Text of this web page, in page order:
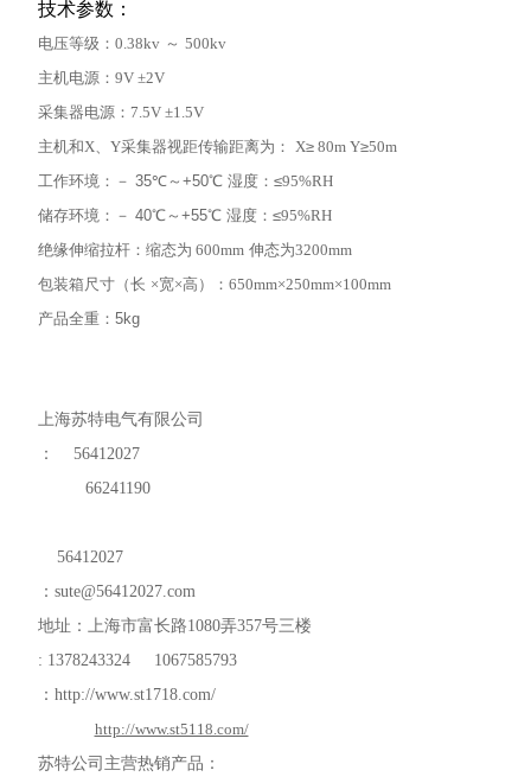
技术参数：
电压等级： 0.38kv ～ 500kv
主机电源： 9V ±2V
采集器电源： 7.5V ±1.5V
主机和X、 Y采集器视距传输距离为： X≥ 80m Y≥50m
工作环境 ：－ 35℃～ +50℃ 湿度： ≤95%RH
储存环境： － 40℃～ +55℃ 湿度： ≤95%RH
绝缘伸缩拉杆：缩态为 600mm 伸态为3200mm
包装箱尺寸（长 ×宽×高）： 650mm×250mm×100mm
产品全重： 5kg
上海苏特电气有限公司
：
56412027
66241190
56412027
： sute@56412027.com
地址：上海市富长路1080弄357号三楼
: 1378243324 1067585793
： http://www.st1718.com/
http://www.st5118.com/
苏特公司主营热销产品：